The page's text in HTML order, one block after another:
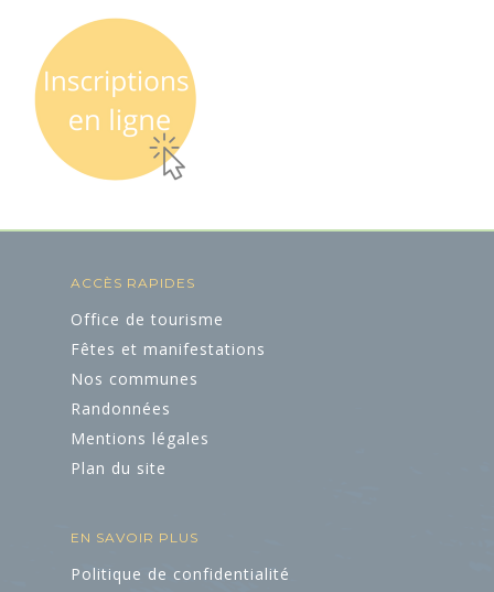
ACCÈS RAPIDES
Office de tourisme
Fêtes et manifestations
Nos communes
Randonnées
Mentions légales
Plan du site
EN SAVOIR PLUS
Politique de confidentialité